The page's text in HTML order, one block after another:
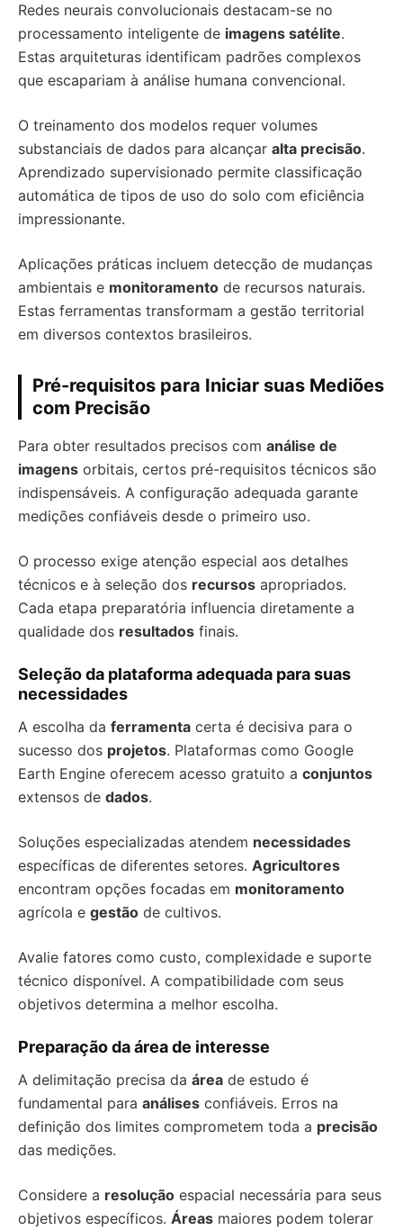
Redes neurais convolucionais destacam-se no
processamento inteligente de imagens satélite.
Estas arquiteturas identificam padrões complexos
que escapariam à análise humana convencional.
O treinamento dos modelos requer volumes
substanciais de dados para alcançar alta precisão.
Aprendizado supervisionado permite classificação
automática de tipos de uso do solo com eficiência
impressionante.
Aplicações práticas incluem detecção de mudanças
ambientais e monitoramento de recursos naturais.
Estas ferramentas transformam a gestão territorial
em diversos contextos brasileiros.
Pré-requisitos para Iniciar suas Mediões
com Precisão
Para obter resultados precisos com análise de
imagens orbitais, certos pré-requisitos técnicos são
indispensáveis. A configuração adequada garante
medições confiáveis desde o primeiro uso.
O processo exige atenção especial aos detalhes
técnicos e à seleção dos recursos apropriados.
Cada etapa preparatória influencia diretamente a
qualidade dos resultados finais.
Seleção da plataforma adequada para suas
necessidades
A escolha da ferramenta certa é decisiva para o
sucesso dos projetos. Plataformas como Google
Earth Engine oferecem acesso gratuito a conjuntos
extensos de dados.
Soluções especializadas atendem necessidades
específicas de diferentes setores. Agricultores
encontram opções focadas em monitoramento
agrícola e gestão de cultivos.
Avalie fatores como custo, complexidade e suporte
técnico disponível. A compatibilidade com seus
objetivos determina a melhor escolha.
Preparação da área de interesse
A delimitação precisa da área de estudo é
fundamental para análises confiáveis. Erros na
definição dos limites comprometem toda a precisão
das medições.
Considere a resolução espacial necessária para seus
objetivos específicos. Áreas maiores podem tolerar